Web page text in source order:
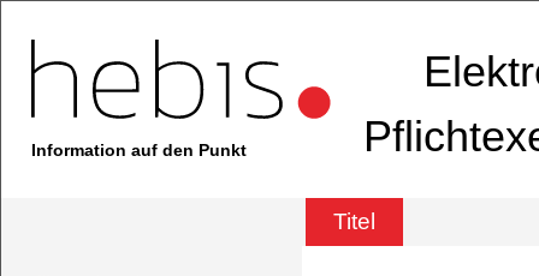
Information auf den Punkt
Titel